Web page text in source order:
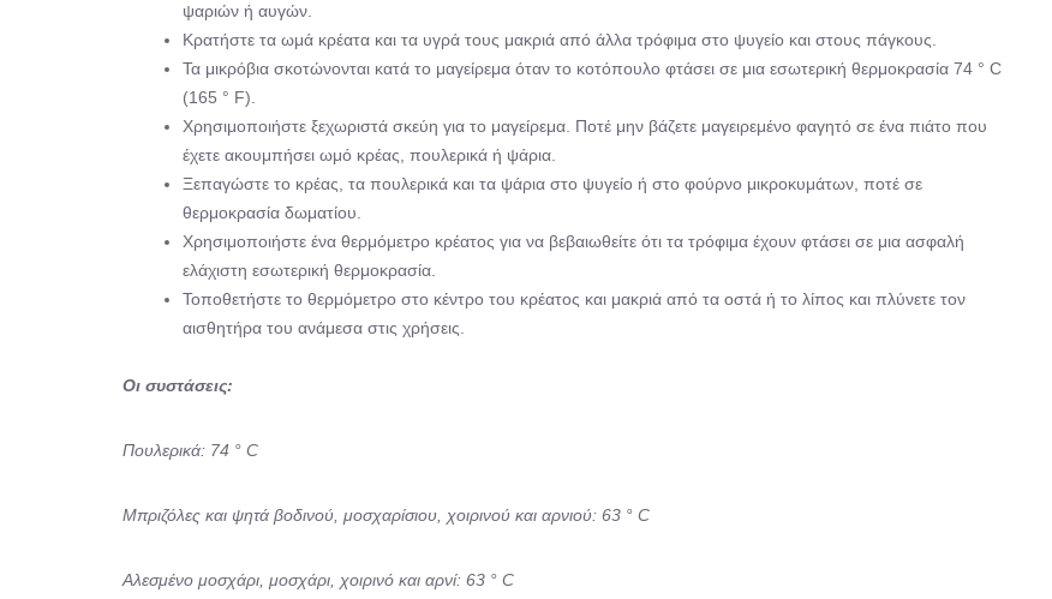
ψαριών ή αυγών.
Κρατήστε τα ωμά κρέατα και τα υγρά τους μακριά από άλλα τρόφιμα στο ψυγείο και στους πάγκους.
Τα μικρόβια σκοτώνονται κατά το μαγείρεμα όταν το κοτόπουλο φτάσει σε μια εσωτερική θερμοκρασία 74 ° C
(165 ° F).
Χρησιμοποιήστε ξεχωριστά σκεύη για το μαγείρεμα. Ποτέ μην βάζετε μαγειρεμένο φαγητό σε ένα πιάτο που
έχετε ακουμπήσει ωμό κρέας, πουλερικά ή ψάρια.
Ξεπαγώστε το κρέας, τα πουλερικά και τα ψάρια στο ψυγείο ή στο φούρνο μικροκυμάτων, ποτέ σε
θερμοκρασία δωματίου.
Χρησιμοποιήστε ένα θερμόμετρο κρέατος για να βεβαιωθείτε ότι τα τρόφιμα έχουν φτάσει σε μια ασφαλή
ελάχιστη εσωτερική θερμοκρασία.
Τοποθετήστε το θερμόμετρο στο κέντρο του κρέατος και μακριά από τα οστά ή το λίπος και πλύνετε τον
αισθητήρα του ανάμεσα στις χρήσεις.
Οι συστάσεις:
Πουλερικά: 74 ° C
Μπριζόλες και ψητά βοδινού, μοσχαρίσιου, χοιρινού και αρνιού: 63 ° C
Αλεσμένο μοσχάρι, μοσχάρι, χοιρινό και αρνί: 63 ° C